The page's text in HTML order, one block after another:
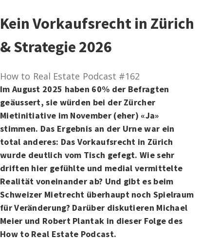
Kein Vorkaufsrecht in Zürich
& Strategie 2026
How to Real Estate Podcast #162
Im August 2025 haben 60% der Befragten
geäussert, sie würden bei der Zürcher
Mietinitiative im November (eher) «Ja»
stimmen. Das Ergebnis an der Urne war ein
total anderes: Das Vorkaufsrecht in Zürich
wurde deutlich vom Tisch gefegt. Wie sehr
driften hier gefühlte und medial vermittelte
Realität voneinander ab? Und gibt es beim
Schweizer Mietrecht überhaupt noch Spielraum
für Veränderung? Darüber diskutieren Michael
Meier und Robert Plantak in dieser Folge des
How to Real Estate Podcast.